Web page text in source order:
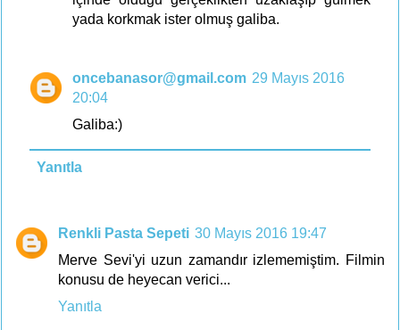
yada korkmak ister olmuş galiba.
oncebanasor@gmail.com 29 Mayıs 2016
20:04
Galiba:)
Yanıtla
Renkli Pasta Sepeti 30 Mayıs 2016 19:47
Merve Sevi'yi uzun zamandır izlememiştim. Filmin
konusu de heyecan verici...
Yanıtla